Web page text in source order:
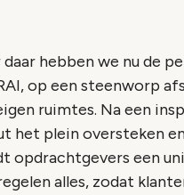
hebben we nu de
op een steenworp
ruimtes. Na een
het plein oversteken
een
alles, zodat